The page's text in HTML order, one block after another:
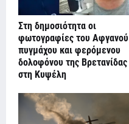
Στη δημοσιότητα οι
φωτογραφίες του Αφγανού
πυγμάχου και φερόμενου
δολοφόνου της Βρετανίδας
στη Κυψέλη